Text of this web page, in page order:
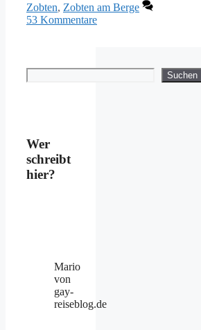
Zobten, Zobten am Berge
53 Kommentare
Suchen Suchen
Wer
schreibt
hier?
Mario
von
gay-
reiseblog.de